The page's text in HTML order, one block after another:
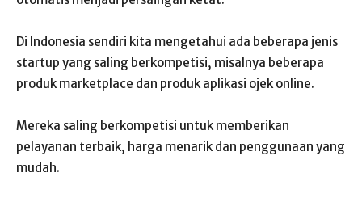
Di Indonesia sendiri kita mengetahui ada beberapa jenis
startup yang saling berkompetisi, misalnya beberapa
produk marketplace dan produk aplikasi ojek online.
Mereka saling berkompetisi untuk memberikan
pelayanan terbaik, harga menarik dan penggunaan yang
mudah.